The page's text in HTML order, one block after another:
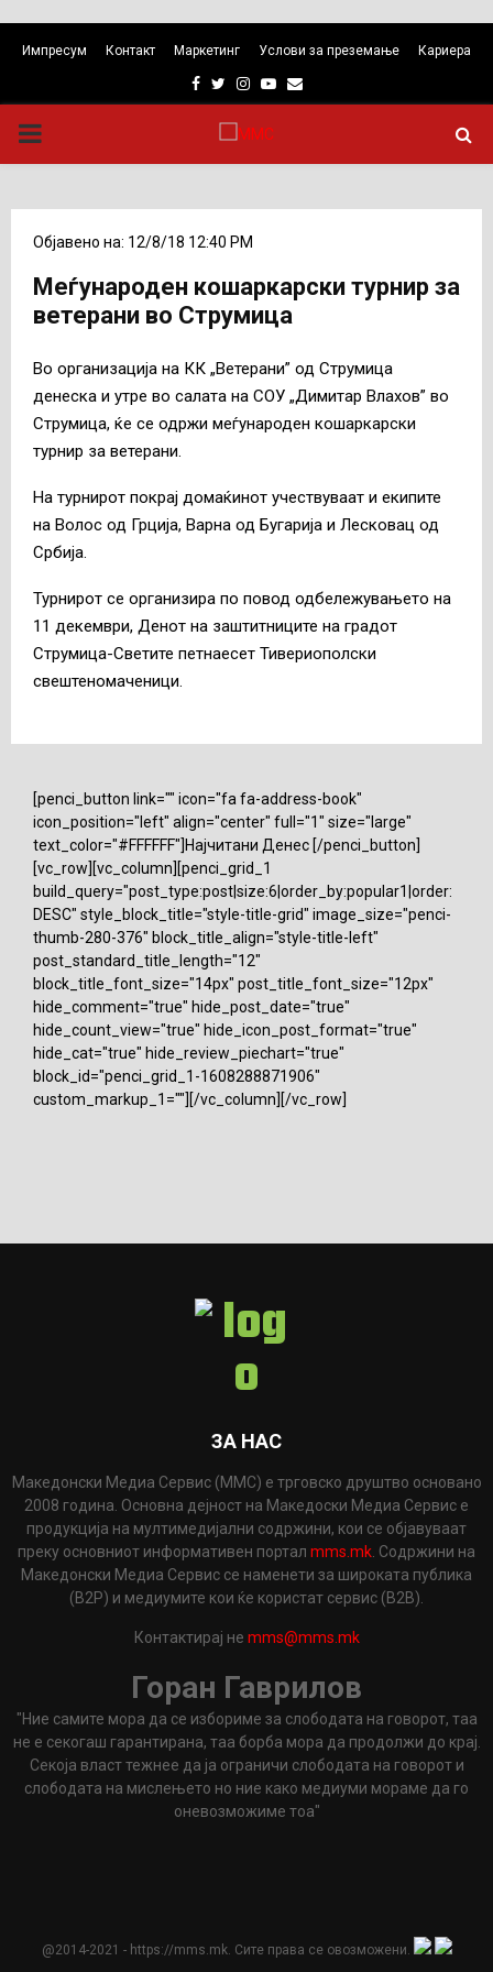
Импресум Контакт Маркетинг Услови за преземање Кариера
Facebook
TwitterInstagram
Youtube
Email
PRIMARY
Објавено на: 12/8/18 12:40 PM
Меѓународен кошаркарски турнир за
ветерани во Струмица
Во организација на КК „Ветерани” од Струмица
денеска и утре во салата на СОУ „Димитар Влахов” во
Струмица, ќе се одржи меѓународен кошаркарски
турнир за ветерани.
На турнирот покрај домаќинот учествуваат и екипите
на Волос од Грција, Варна од Бугарија и Лесковац од
Србија.
Турнирот се организира по повод одбележувањето на
11 декември, Денот на заштитниците на градот
Струмица-Светите петнаесет Тивериополски
свештеномаченици.
[penci_button link="" icon="fa fa-address-book"
icon_position="left" align="center" full="1" size="large"
text_color="#FFFFFF"]Најчитани Денес [/penci_button]
[vc_row][vc_column][penci_grid_1
build_query="post_type:post|size:6|order_by:popular1|order:
DESC" style_block_title="style-title-grid" image_size="penci-
thumb-280-376" block_title_align="style-title-left"
post_standard_title_length="12"
block_title_font_size="14px" post_title_font_size="12px"
hide_comment="true" hide_post_date="true"
hide_count_view="true" hide_icon_post_format="true"
hide_cat="true" hide_review_piechart="true"
block_id="penci_grid_1-1608288871906"
custom_markup_1=""][/vc_column][/vc_row]
ЗА НАС
Македонски Медиа Сервис (ММС) е трговско друштво основано
2008 година. Основна дејност на Македоски Медиа Сервис е
продукција на мултимедијални содржини, кои се објавуваат
преку основниот информативен портал mms.mk . Содржини на
Македонски Медиа Сервис се наменети за широката публика
(B2P) и медиумите кои ќе користат сервис (B2B).
Контактирај не mms@mms.mk
Горан Гаврилов
"Ние самите мора да се избориме за слободата на говорот, таа
не е секогаш гарантирана, таа борба мора да продолжи до крај.
Секоја власт тежнее да ја ограничи слободата на говорот и
слободата на мислењето но ние како медиуми мораме да го
оневозможиме тоа"
@2014-2021 - https://mms.mk. Сите права се овозможени.